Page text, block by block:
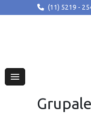
(11) 5219 -